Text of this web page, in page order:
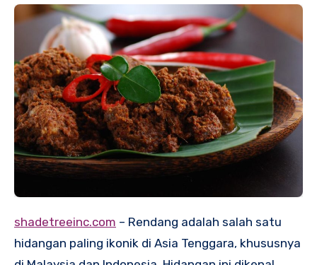
shadetreeinc.com – Rendang adalah salah satu
hidangan paling ikonik di Asia Tenggara, khususnya